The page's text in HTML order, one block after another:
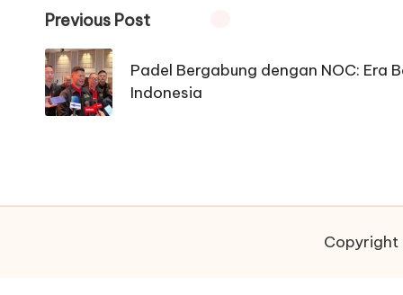
Post
navigation
Previous Post
Padel Bergabung dengan NOC: Era
Indonesia
Copyright